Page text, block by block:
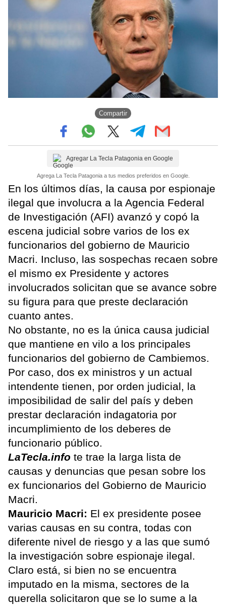
Compartir
Agregar La Tecla Patagonia en Google
Agrega La Tecla Patagonia a tus medios preferidos en Google.
En los últimos días, la causa por espionaje
ilegal que involucra a la Agencia Federal
de Investigación (AFI) avanzó y copó la
escena judicial sobre varios de los ex
funcionarios del gobierno de Mauricio
Macri. Incluso, las sospechas recaen sobre
el mismo ex Presidente y actores
involucrados solicitan que se avance sobre
su figura para que preste declaración
cuanto antes.
No obstante, no es la única causa judicial
que mantiene en vilo a los principales
funcionarios del gobierno de Cambiemos.
Por caso, dos ex ministros y un actual
intendente tienen, por orden judicial, la
imposibilidad de salir del país y deben
prestar declaración indagatoria por
incumplimiento de los deberes de
funcionario público.
LaTecla.info te trae la larga lista de
causas y denuncias que pesan sobre los
ex funcionarios del Gobierno de Mauricio
Macri.
Mauricio Macri: El ex presidente posee
varias causas en su contra, todas con
diferente nivel de riesgo y a las que sumó
la investigación sobre espionaje ilegal.
Claro está, si bien no se encuentra
imputado en la misma, sectores de la
querella solicitaron que se lo sume a la